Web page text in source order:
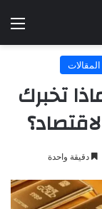
المقالات
تخبرك
دقيقة واحدة